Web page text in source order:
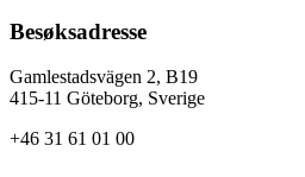
Besøksadresse
Gamlestadsvägen 2, B19
415-11 Göteborg, Sverige
+46 31 61 01 00